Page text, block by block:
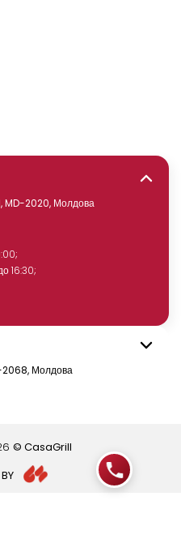
MD-2020, Молдова
16:30;
2068, Молдова
© CasaGrill